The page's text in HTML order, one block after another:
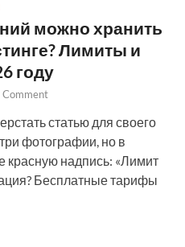
можно хранить
Лимиты и
году
Comment
статью для своего
фотографии, но в
красную надпись: «Лимит
Бесплатные тарифы